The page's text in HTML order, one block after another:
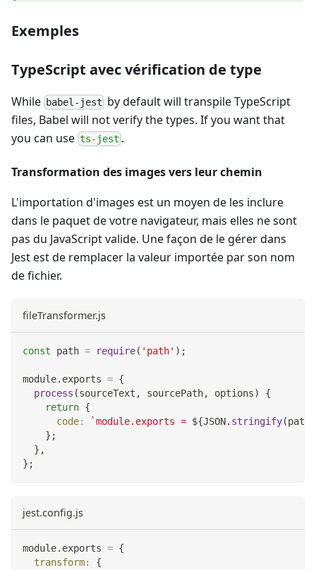
Exemples
TypeScript avec vérification de type
While babel-jest by default will transpile TypeScript
files, Babel will not verify the types. If you want that
you can use ts-jest .
Transformation des images vers leur chemin
L'importation d'images est un moyen de les inclure
dans le paquet de votre navigateur, mais elles ne sont
pas du JavaScript valide. Une façon de le gérer dans
Jest est de remplacer la valeur importée par son nom
de fichier.
fileTransformer.js
const path = require( 'path' ) ;
module. exports = {
process (sourceText , sourcePath, options)
{
return {
code: `module.exports = ${JSON. stringify(path
} ;
} ,
} ;
jest.config.js
module. exports = {
transform:
{